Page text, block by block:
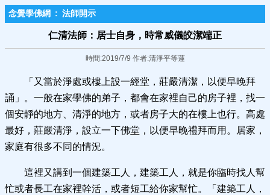
念覺學佛網 : 法師開示
仁清法師：居士自身，時常威儀皎潔端正
時間:2019/7/9 作者:清淨平等蓮
「又當於淨處或樓上設一經堂，莊嚴清潔，以便早晚拜
誦」。一般在家學佛的弟子，都會在家裡自己的房子裡，找一
個安靜的地方、清淨的地方，或者房子大的在樓上也行。高處
最好，莊嚴清淨，設立一下佛堂，以便早晚禮拜而用。居家，
家庭有很多不同的情況。
這裡又講到一個建築工人，建築工人，就是你臨時找人幫
忙或者長工在家裡幹活，或者短工給你家幫忙。「建築工人，